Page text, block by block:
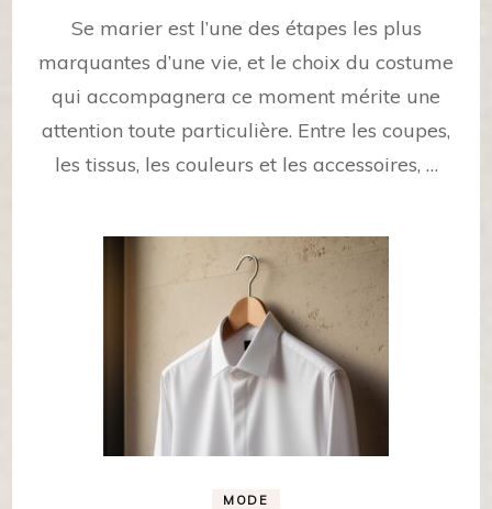
Se marier est l’une des étapes les plus
marquantes d’une vie, et le choix du costume
qui accompagnera ce moment mérite une
attention toute particulière. Entre les coupes,
les tissus, les couleurs et les accessoires, …
MODE